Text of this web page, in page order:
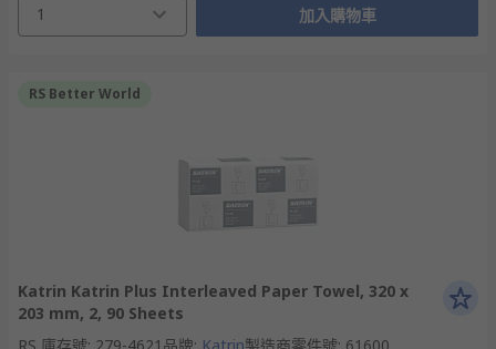
1 加入購物車
RS Better World
Katrin Katrin Plus Interleaved Paper Towel, 320 x
203 mm, 2, 90 Sheets